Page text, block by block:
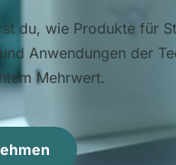
du, wie Produkte für
Anwendungen der
Mehrwert.